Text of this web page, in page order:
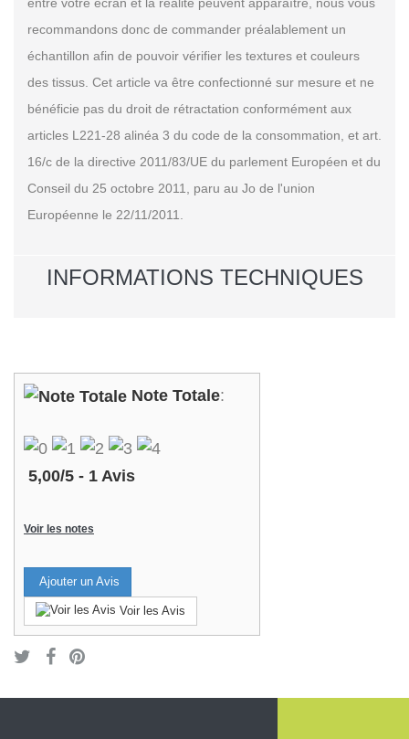
recommandons donc de commander préalablement un
échantillon afin de pouvoir vérifier les textures et couleurs
des tissus. Cet article va être confectionné sur mesure et ne
bénéficie pas du droit de rétractation conformément aux
articles L221-28 alinéa 3 du code de la consommation, et art.
16/c de la directive 2011/83/UE du parlement Européen et du
Conseil du 25 octobre 2011, paru au Jo de l'union
Européenne le 22/11/2011.
INFORMATIONS TECHNIQUES
Note Totale:
5,00/5 - 1 Avis
Voir les notes
Ajouter un Avis
Voir les Avis